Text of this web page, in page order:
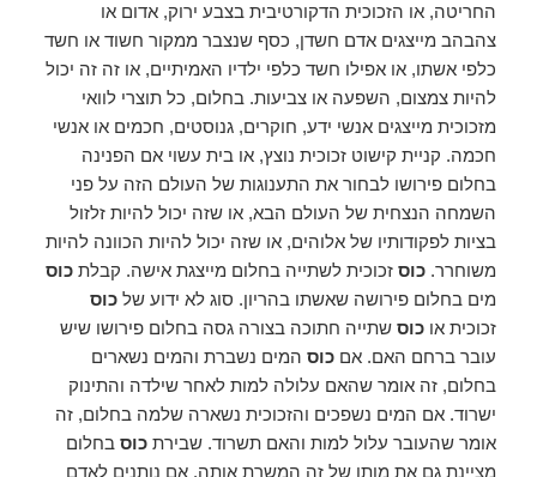
החריטה, או הזכוכית הדקורטיבית בצבע ירוק, אדום או
צהבהב מייצגים אדם חשדן, כסף שנצבר ממקור חשוד או חשד
כלפי אשתו, או אפילו חשד כלפי ילדיו האמיתיים, או זה זה יכול
להיות צמצום, השפעה או צביעות. בחלום, כל תוצרי לוואי
מזכוכית מייצגים אנשי ידע, חוקרים, גנוסטים, חכמים או אנשי
חכמה. קניית קישוט זכוכית נוצץ, או בית עשוי אם הפנינה
בחלום פירושו לבחור את התענוגות של העולם הזה על פני
השמחה הנצחית של העולם הבא, או שזה יכול להיות זלזול
בציות לפקודותיו של אלוהים, או שזה יכול להיות הכוונה להיות
משוחרר.כוס זכוכית לשתייה בחלום מייצגת אישה. קבלתכוס
מים בחלום פירושה שאשתו בהריון. סוג לא ידוע שלכוס
זכוכית אוכוס שתייה חתוכה בצורה גסה בחלום פירושו שיש
עובר ברחם האם. אםכוס המים נשברת והמים נשארים
בחלום, זה אומר שהאם עלולה למות לאחר שילדה והתינוק
ישרוד. אם המים נשפכים והזכוכית נשארה שלמה בחלום, זה
אומר שהעובר עלול למות והאם תשרוד. שבירתכוס בחלום
מציינת גם את מותו של זה המשרת אותה. אם נותנים לאדם